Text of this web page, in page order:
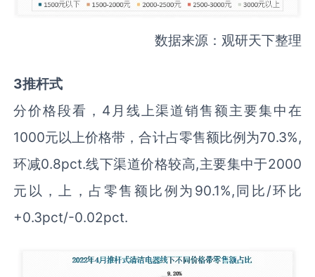
数据来源：观研天下整理
3推杆式
分价格段看，4月线上渠道销售额主要集中在
1000元以上价格带，合计占零售额比例为70.3%,
环减0.8pct.线下渠道价格较高,主要集中于2000
元以，上，占零售额比例为90.1%,同比/环比
+0.3pct/-0.02pct.